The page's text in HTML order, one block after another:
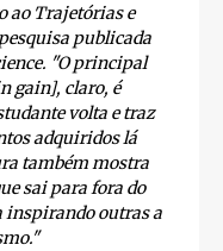
ao Trajetórias e
publicada
"O principal
gain], claro, é
volta e traz
adquiridos lá
também mostra
sai para fora do
inspirando outras a